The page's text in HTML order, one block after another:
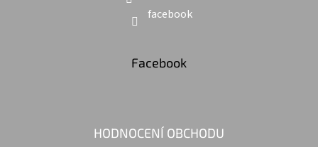
facebook
Facebook
HODNOCENÍ OBCHODU